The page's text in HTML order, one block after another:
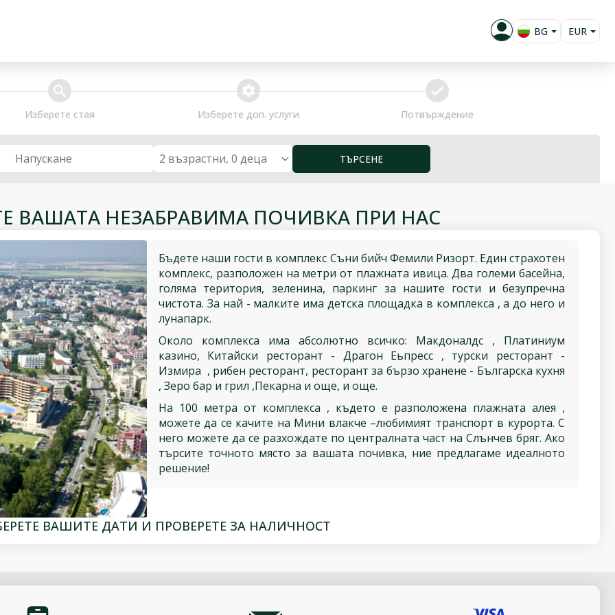
BG
EUR
search
Изберете стая
extra_services
Изберете доп. услуги
confirm
Потвърждение
Напускане 2 възрастни, 0 деца ТЪРСЕНЕ
ВАШАТА НЕЗАБРАВИМА ПОЧИВКА ПРИ НАС
Бъдете наши гости в комплекс Съни бийч Фемили Ризорт. Един страхотен
комплекс, разположен на метри от плажната ивица. Два големи басейна,
голяма територия, зеленина, паркинг за нашите гости и безупречна
чистота. За най - малките има детска площадка в комплекса , а до него и
лунапарк.
Около комплекса има абсолютно всичко: Макдоналдс , Платиниум
казино, Китайски ресторант - Драгон Еьпресс , турски ресторант -
Измира , рибен ресторант, ресторант за бързо хранене - Българска кухня
, Зеро бар и грил ,Пекарна и още, и още.
На 100 метра от комплекса , където е разположена плажната алея ,
можете да се качите на Мини влакче –любимият транспорт в курорта. С
него можете да се разхождате по централната част на Слънчев бряг. Ако
търсите точното място за вашата почивка, ние предлагаме идеалното
решение!
ВАШИТЕ ДАТИ И ПРОВЕРЕТЕ ЗА НАЛИЧНОСТ